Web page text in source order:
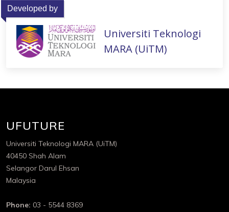
Developed by
Universiti Teknologi
MARA (UiTM)
UFUTURE
Universiti Teknologi MARA (UiTM)
40450 Shah Alam
Selangor Darul Ehsan
Malaysia
Phone: 03 - 5544 8369